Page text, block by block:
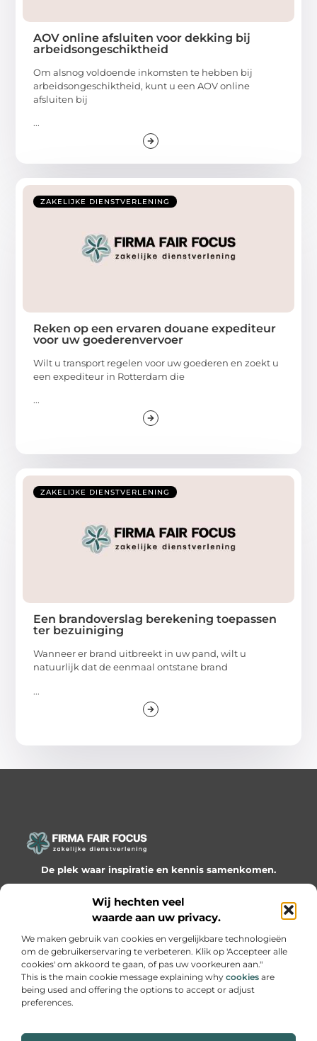
Wij hechten veel
waarde aan uw privacy.
We maken gebruik van cookies en vergelijkbare technologieën
om de gebruikerservaring te verbeteren. Klik op 'Accepteer alle
cookies' om akkoord te gaan, of pas uw voorkeuren aan."
This is the main cookie message explaining why cookies are
being used and offering the options to accept or adjust
preferences.
AOV online afsluiten voor dekking bij
arbeidsongeschiktheid
Om alsnog voldoende inkomsten te hebben bij
arbeidsongeschiktheid, kunt u een AOV online
afsluiten bij
...
ZAKELIJKE DIENSTVERLENING
Reken op een ervaren douane expediteur
voor uw goederenvervoer
Wilt u transport regelen voor uw goederen en zoekt u
een expediteur in Rotterdam die
...
ZAKELIJKE DIENSTVERLENING
Een brandoverslag berekening toepassen
ter bezuiniging
Wanneer er brand uitbreekt in uw pand, wilt u
natuurlijk dat de eenmaal ontstane brand
...
De plek waar inspiratie en kennis samenkomen.
Ontdek onze blogs en artikelen en laat je verrassen door
waardevolle inzichten en nieuwe ideeën!
Bericht categorie
Onze informatie